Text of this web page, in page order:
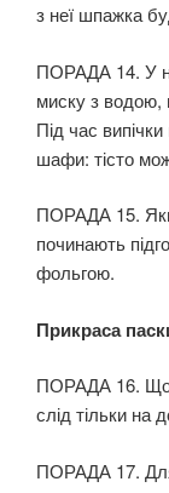
з неї шпажка
ПОРАДА 14. У
миску з водою,
Під час
шафи: тісто
ПОРАДА 15.
починають
фольгою.
Прикраса
ПОРАДА 16. Щоб
слід тільки на
ПОРАДА 17.